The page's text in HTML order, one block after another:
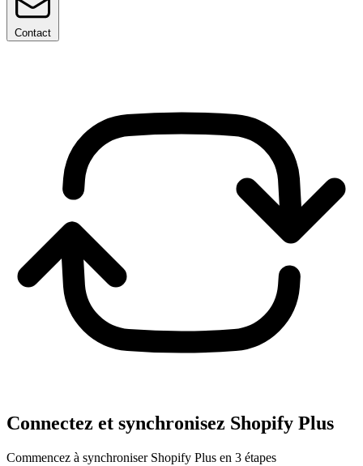
Contact
Connectez et synchronisez Shopify Plus
Commencez à synchroniser Shopify Plus en 3 étapes